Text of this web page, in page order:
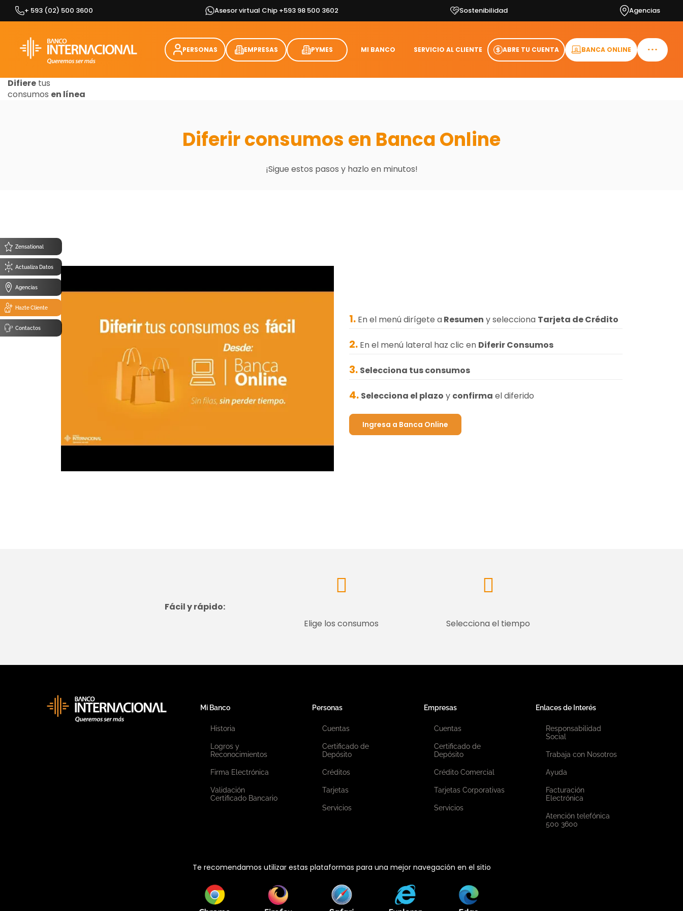
Zensational
Actualiza Datos
Agencias
Hazte Cliente
Contactos
Skip
+ 593 (02) 500 3600 Asesor virtual Chip +593 98 500 3602 Sostenibilidad Agencias
PERSONAS EMPRESAS PYMES MI BANCO SERVICIO AL CLIENTE ABRE TU CUENTA BANCA ONLINE
Difiere tus
consumos en línea
Diferir consumos en Banca Online
¡Sigue estos pasos y hazlo en minutos!
1. En el menú dirígete aResumen y selecciona Tarjeta de Crédito
2. En el menú lateral haz clic en Diferir Consumos
3. Selecciona tus consumos
4. Selecciona el plazo y confirma el diferido
Ingresa a Banca Online
Fácil y rápido:
Elige los consumos
Selecciona el tiempo
Mi Banco
Historia
Logros y
Reconocimientos
Firma Electrónica
Validación
Certificado Bancario
Personas
Cuentas
Certificado de
Depósito
Créditos
Tarjetas
Servicios
Empresas
Cuentas
Certificado de
Depósito
Crédito Comercial
Tarjetas Corporativas
Servicios
Enlaces de Interés
Responsabilidad
Social
Trabaja con Nosotros
Ayuda
Facturación
Electrónica
Atención telefónica
500 3600
Te recomendamos utilizar estas plataformas para una mejor navegación en el sitio